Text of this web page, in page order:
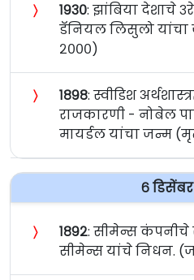
〉 १९३०: झांबिया देशाचे
डॅनियल लिसुलो
२०००)
〉 १८९८: स्वीडिश
राजकारणी - नोबेल
मायर्डल यांचा जन्म
६
〉 १८९२: सीमेन्स कंपनीचे
सीमेन्स यांचे निधन.